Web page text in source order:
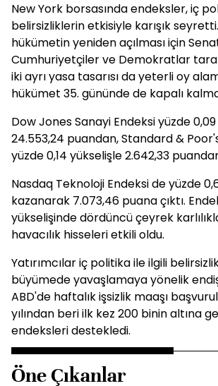
New York borsasında endeksler, iç
belirsizliklerin etkisiyle karışık
hükümetin yeniden açılması için
Cumhuriyetçiler ve Demokratlar
iki ayrı yasa tasarısı da yeterli oy
hükümet 35. gününde de kapalı
Dow Jones Sanayi Endeksi yüzde 0,09
24.553,24 puandan, Standard &
yüzde 0,14 yükselişle 2.642,33
Nasdaq Teknoloji Endeksi de yüzde
kazanarak 7.073,46 puana çıktı.
yükselişinde dördüncü çeyrek
havacılık hisseleri etkili oldu.
Yatırımcılar iç politika ile ilgili
büyümede yavaşlamaya yönelik
ABD'de haftalık işsizlik maaşı
yılından beri ilk kez 200 binin altına
endeksleri destekledi.
Öne Çıkanlar